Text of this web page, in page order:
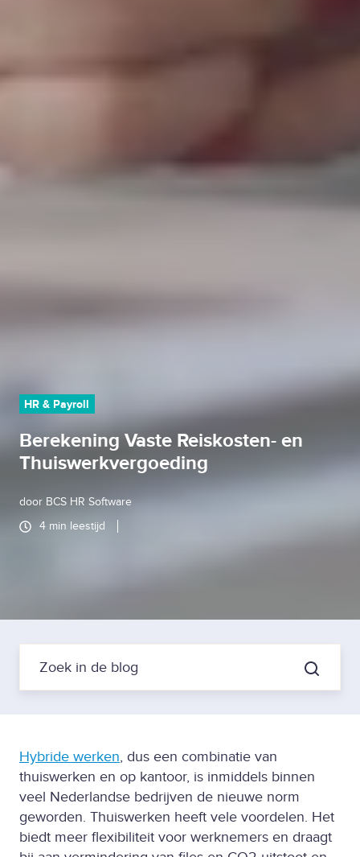
HR & Payroll
Berekening Vaste Reiskosten- en
Thuiswerkvergoeding
door BCS HR Software
4 min leestijd
Hybride werken, dus een combinatie van
thuiswerken en op kantoor, is inmiddels binnen
veel Nederlandse bedrijven de nieuwe norm
geworden. Thuiswerken heeft vele voordelen. Het
biedt meer flexibiliteit voor werknemers en draagt